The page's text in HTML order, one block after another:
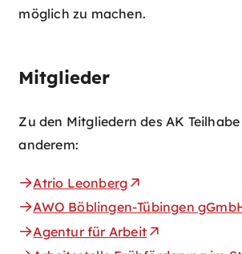
möglich zu machen.
Mitglieder
Zu den Mitgliedern des AK
anderem:
Atrio Leonberg
AWO Böblingen-Tübingen
Agentur für Arbeit